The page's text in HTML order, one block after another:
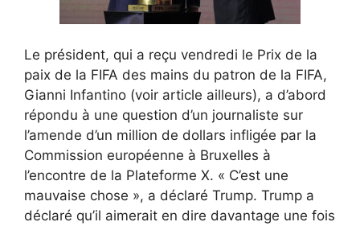
Le président, qui a reçu vendredi le Prix de la
paix de la FIFA des mains du patron de la FIFA,
Gianni Infantino (voir article ailleurs), a d’abord
répondu à une question d’un journaliste sur
l’amende d’un million de dollars infligée par la
Commission européenne à Bruxelles à
l’encontre de la Plateforme X. « C’est une
mauvaise chose », a déclaré Trump. Trump a
déclaré qu’il aimerait en dire davantage une fois